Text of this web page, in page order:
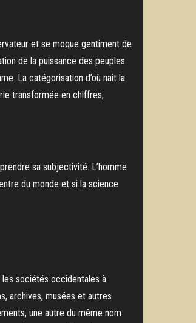
et se moque gentiment de
de la puissance des peuples
La catégorisation d’où naît la
transformée en chiffres,
sa subjectivité. L’homme
du monde et si la science
les sociétés occidentales à
archives, musées et autres
une autre du même nom